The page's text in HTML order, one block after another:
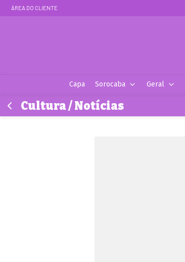
ÁREA DO CLIENTE
Capa Sorocaba Geral
Cultura / Notícias